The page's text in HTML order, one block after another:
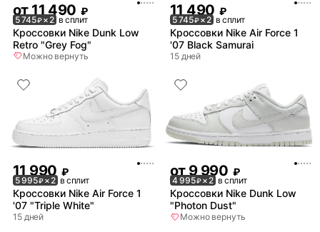
от 11 490 ₽
5 745₽× 2 в сплит
Кроссовки Nike Dunk Low
Retro "Grey Fog"
Можно вернуть
11 490 ₽
5 745₽× 2 в сплит
Кроссовки Nike Air Force 1
'07 Black Samurai
15 дней
11 990 ₽
5 995₽× 2 в сплит
Кроссовки Nike Air Force 1
'07 "Triple White"
15 дней
от9 990 ₽
4 995₽× 2 в сплит
Кроссовки Nike Dunk Low
"Photon Dust"
Можно вернуть